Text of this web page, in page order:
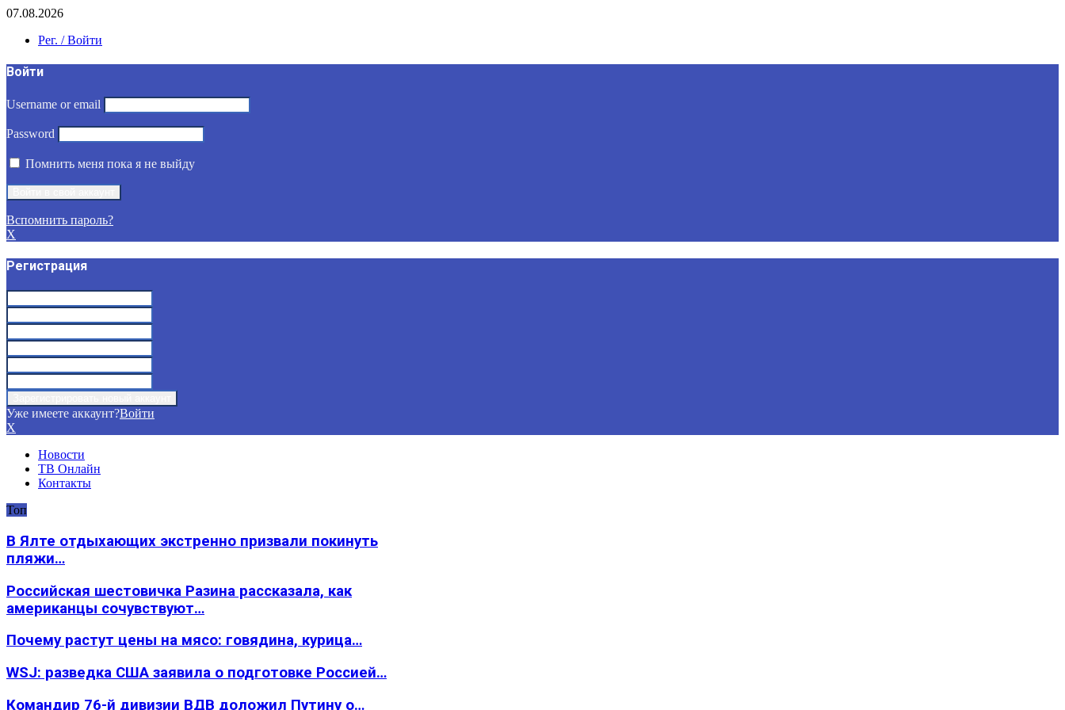
07.08.2026
Рег. / Войти
Войти
Username or email
Password
Помнить меня пока я не выйду
Вспомнить пароль?
X
Регистрация
Уже имеете аккаунт?Войти
X
Новости
ТВ Онлайн
Контакты
Топ
В Ялте отдыхающих экстренно призвали покинуть
пляжи…
Российская шестовичка Разина рассказала, как
американцы сочувствуют…
Почему растут цены на мясо: говядина, курица…
WSJ: разведка США заявила о подготовке Россией…
Командир 76-й дивизии ВДВ доложил Путину о…